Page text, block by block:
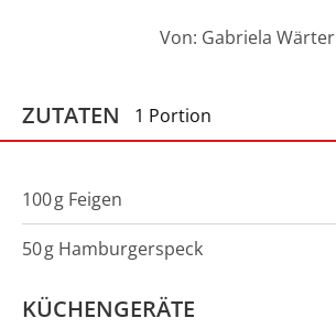
Von: Gabriela Wärter
ZUTATEN 1 Portion
100g Feigen
50g Hamburgerspeck
KÜCHENGERÄTE